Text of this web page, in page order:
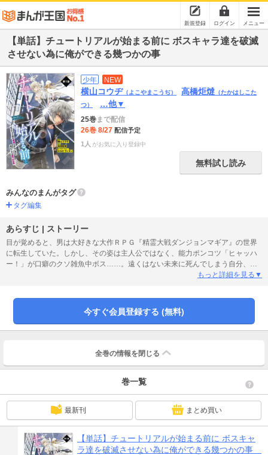
新規登録 ログイン メニュー
【単話】チュートリアルが始まる前に ボスキャラ達を破滅
させない為に俺ができる幾つかの事
少年 NEW
横山コウヂ （よこやまこうぢ） 高橋炬燵 （たかはしこた
つ）
…他▼
25巻まで配信
26巻 8/27 配信予定
1人 がお気に入り登録中
無料試し読み
みんなのまんがタグ
タグ編集
あらすじ | ストーリー
目が覚めると、男は大好きな大作ＲＰＧ『精霊大戦ダンジョンマギア』の世界
に転生していた。しかし、その姿は主人公ではなく、能力ポンコツ「ヒャッハ
ー！」が口癖のクソ雑魚中ボス……。遠くはない未来に死んでしまう自分、そ
して病に蝕まれた姉を救うため、彼はシナリオへの叛逆を始める。「第7回カク
イズ！※本作は「電撃マオウ 2024年2月号」に掲載された内容と同じもので
す。重複購入にご注意ください。
もっと詳細を見る▼
今すぐ会員登録する (無料)
全巻の情報を 閉じる
巻一覧
最新刊 まとめ買い
【単話】チュートリアルが始まる前に ボスキャ
ラ達を破滅させない為に俺ができる幾つかの事